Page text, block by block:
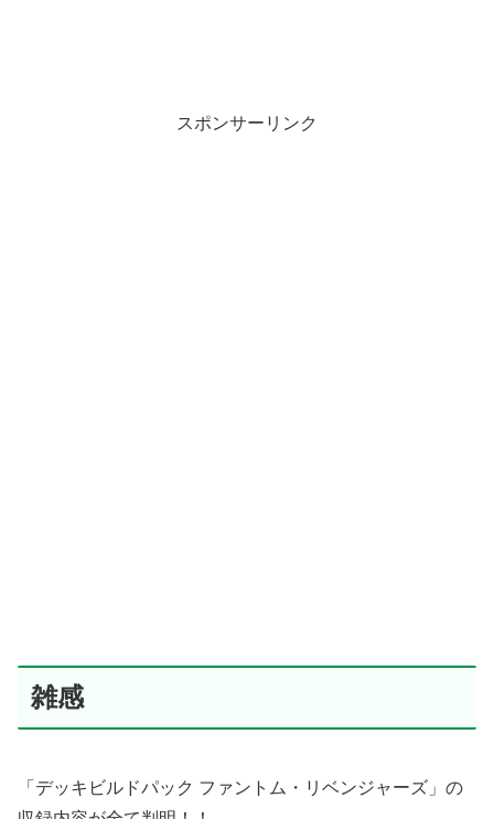
スポンサーリンク
雑感
「デッキビルドパック ファントム・リベンジャーズ」の